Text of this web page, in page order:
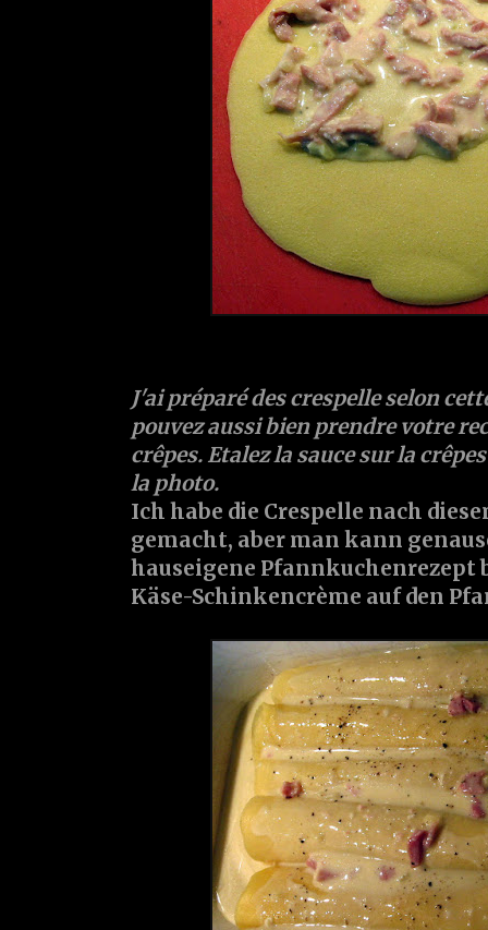
J'ai préparé des crespelle selon
pouvez aussi bien prendre votre
crêpes. Etalez la sauce sur la
la photo.
Ich habe die Crespelle nach
gemacht, aber man kann
hauseigene Pfannkuchenrezept
Käse-Schinkencrème auf den